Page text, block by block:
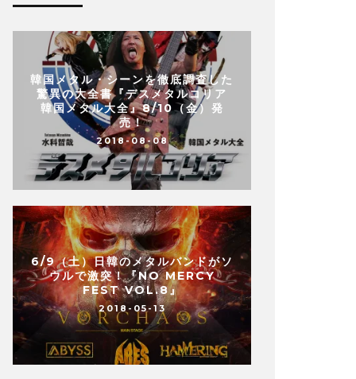
韓国メタル・シーンを徹底調査した
驚異の大全書『デスメタルコリア
韓国メタル大全』8/10（金）発
売！
2018-08-08
6/9（土）日韓のメタルバンドがソ
ウルで激突！『NO MERCY
FEST VOL.8』
2018-05-13